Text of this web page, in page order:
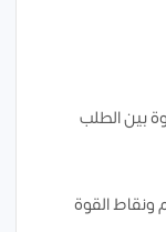
بين الطلب
القوة